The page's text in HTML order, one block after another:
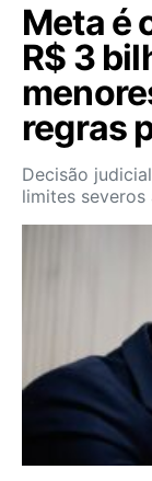
Meta é
R$ 3
regras
Decisão
limites